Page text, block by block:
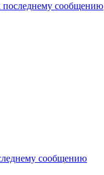
последнему сообщению
сообщению